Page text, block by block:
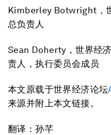
Kimberley Botwright，
总负责人
Sean Doherty，世界经
责人，执行委员会成员
本文原载于世界经济论坛
来源并附上本文链接。
翻译：孙芊